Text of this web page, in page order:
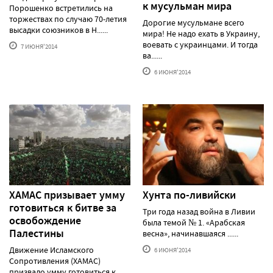
Порошенко встретились на
торжествах по случаю 70-летия
высадки союзников в Н......
7 ИЮНЯ'2014
к мусульман мира
Дорогие мусульмане всего
мира! Не надо ехать в Украину,
воевать с украинцами. И тогда
ва......
6 ИЮНЯ'2014
ХАМАС призывает умму
готовиться к битве за
освобождение
Палестины
Движение Исламского
Сопротивления (ХАМАС)
Хунта по-ливийски
Три года назад война в Ливии
была темой № 1. «Арабская
весна», начинавшаяся ......
6 ИЮНЯ'2014